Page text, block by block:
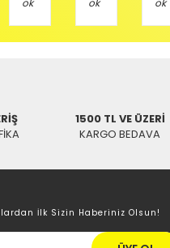
BALIKESİR
1500 TL VE ÜZERİ
KARGO BEDAVA
İlk Sizin Haberiniz Olsun!